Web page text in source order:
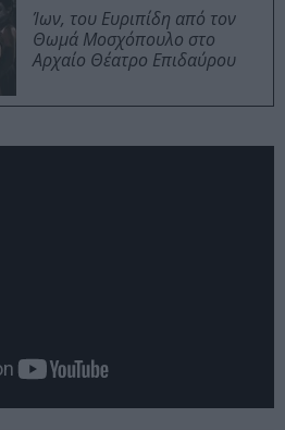
Ίων, του Ευριπίδη από τον
Θωμά Μοσχόπουλο στο
Αρχαίο Θέατρο Επιδαύρου